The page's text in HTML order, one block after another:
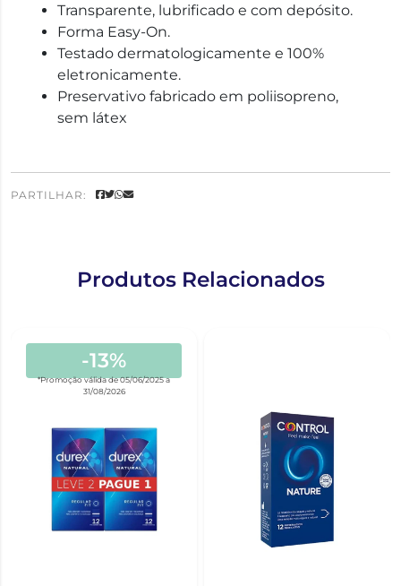
Transparente, lubrificado e com depósito.
Forma Easy-On.
Testado dermatologicamente e 100%
eletronicamente.
Preservativo fabricado em poliisopreno,
sem látex
PARTILHAR:
Produtos Relacionados
-13%
*Promoção válida de 05/06/2025 a
31/08/2026